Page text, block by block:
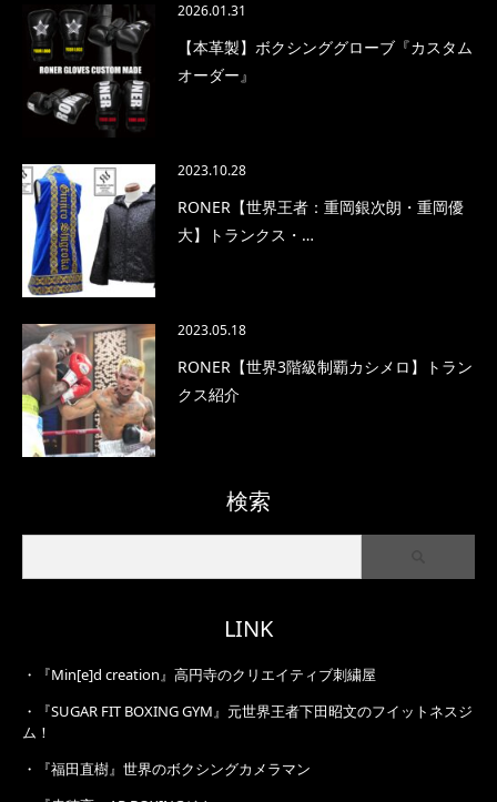
2026.01.31
【本革製】ボクシンググローブ『カスタム
オーダー』
2023.10.28
RONER【世界王者：重岡銀次朗・重岡優
大】トランクス・…
2023.05.18
RONER【世界3階級制覇カシメロ】トラン
クス紹介
検索
LINK
・
『Min[e]d creation』高円寺のクリエイティブ刺繍屋
・
『SUGAR FIT BOXING GYM』元世界王者下田昭文のフイットネスジ
ム！
・
『福田直樹』世界のボクシングカメラマン